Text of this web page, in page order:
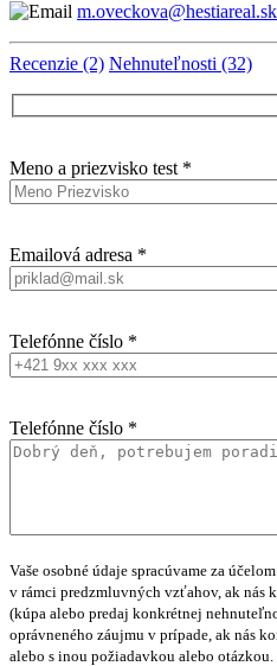
m.oveckova@hestiareal.sk
Recenzie (2) Nehnuteľnosti (32)
Meno a priezvisko test *
Emailová adresa *
Telefónne číslo *
Telefónne číslo *
Vaše osobné údaje spracúvame za
v rámci predzmluvných vzťahov, ak nás
(kúpa alebo predaj konkrétnej
oprávneného záujmu v prípade, ak nás
alebo s inou požiadavkou alebo